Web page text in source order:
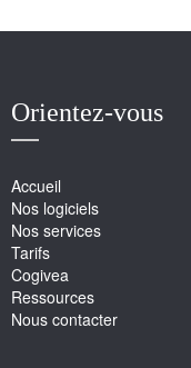
Orientez-vous
Accueil
Nos logiciels
Nos services
Tarifs
Cogivea
Ressources
Nous contacter